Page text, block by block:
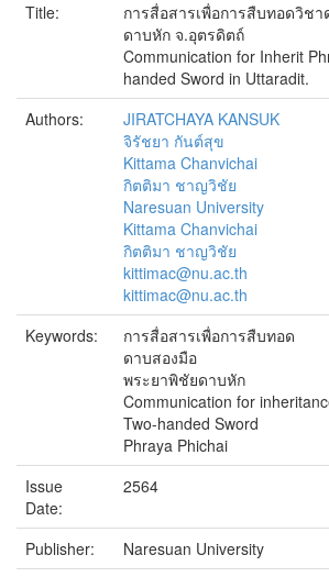
Title:
การสื่อสารเพื่อการสืบทอดวิช
ดาบหัก จ.อุตรดิตถ์
Communication for Inherit
handed Sword in Uttaradit.
Authors:
JIRATCHAYA KANSUK
จิรัชยา กันต์สุข
Kittama Chanvichai
กิตติมา ชาญวิชัย
Naresuan University
Kittama Chanvichai
กิตติมา ชาญวิชัย
kittimac@nu.ac.th
kittimac@nu.ac.th
Keywords:
การสื่อสารเพื่อการสืบทอด
ดาบสองมือ
พระยาพิชัยดาบหัก
Communication for
Two-handed Sword
Phraya Phichai
Issue
Date:
2564
Publisher:
Naresuan University